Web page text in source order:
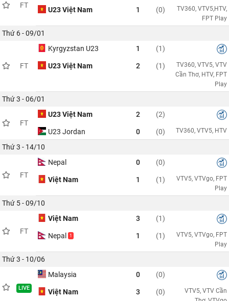
FT
U23 Việt Nam 1 (0)
TV360, VTV5,HTV,
FPT Play
Thứ 6 - 09/01
FT
Kyrgyzstan U23 1 (1)
U23 Việt Nam 2 (1)
TV360, VTV5, VTV
Cần Thơ, HTV, FPT
Play
Thứ 3 - 06/01
FT
U23 Việt Nam 2 (2)
U23 Jordan 0 (0) TV360, VTV5, HTV
Thứ 3 - 14/10
FT
Nepal 0 (0)
Việt Nam 1 (1)
VTV5, VTVgo, FPT
Play
Thứ 5 - 09/10
FT
Việt Nam 3 (1)
Nepal 1 1 (1)
VTV5, VTVgo, FPT
Play
Thứ 3 - 10/06
LIVE
Malaysia 0 (0)
Việt Nam 3 (0)
VTV5, VTV Cần